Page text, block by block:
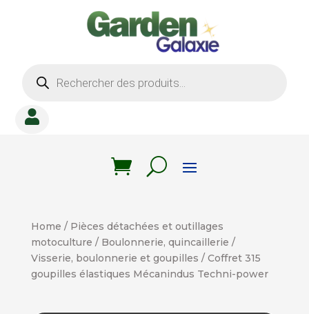
produits

Home / Pièces détachées et outillages
motoculture / Boulonnerie, quincaillerie /
Visserie, boulonnerie et goupilles / Coffret 315
goupilles élastiques Mécanindus Techni-power